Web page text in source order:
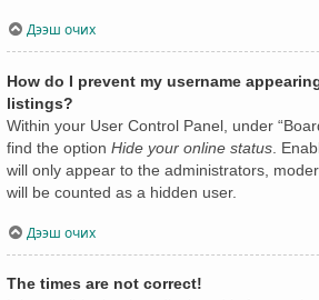
Дээш очих
How do I prevent my username
listings?
Within your User Control Panel, under
find the option Hide your online status .
will only appear to the administrators,
will be counted as a hidden user.
Дээш очих
The times are not correct!